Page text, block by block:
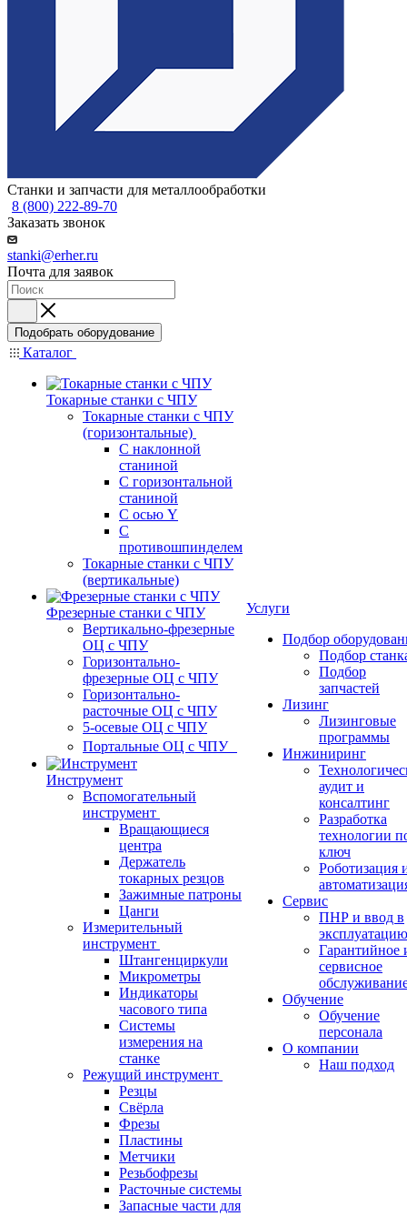
Станки и запчасти для металлообработки
8 (800) 222-89-70
Заказать звонок
stanki@erher.ru
Почта для заявок
Подобрать оборудование
Каталог
Токарные станки с ЧПУ
Токарные станки с ЧПУ
(горизонтальные)
С наклонной
станиной
С горизонтальной
станиной
С осью Y
С
противошпинделем
Токарные станки с ЧПУ
(вертикальные)
Фрезерные станки с ЧПУ
Вертикально-фрезерные
ОЦ с ЧПУ
Горизонтально-
фрезерные ОЦ с ЧПУ
Горизонтально-
расточные ОЦ с ЧПУ
5-осевые ОЦ с ЧПУ
Портальные ОЦ с ЧПУ
Инструмент
Вспомогательный
инструмент
Вращающиеся
центра
Держатель
токарных резцов
Зажимные патроны
Цанги
Измерительный
инструмент
Штангенциркули
Микрометры
Индикаторы
часового типа
Системы
измерения на
станке
Режущий инструмент
Резцы
Свёрла
Фрезы
Пластины
Метчики
Резьбофрезы
Расточные системы
Запасные части для
Услуги
Подбор
Подбор
Подбор
запчастей
Лизинг
Лизинговые
программы
Инжиниринг
аудит и
консалтинг
Разработка
технологии
ключ
Роботизация
Сервис
ПНР и ввод в
эксплуатацию
Гарантийное
сервисное
Обучение
Обучение
персонала
О компании
Наш подход